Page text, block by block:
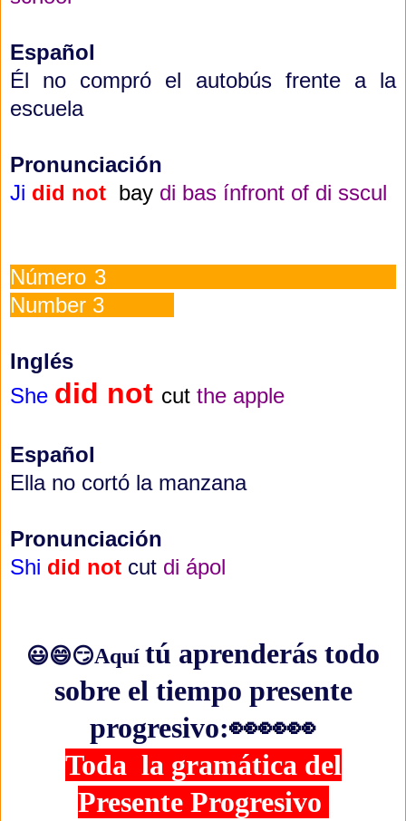
Español
Él no compró el autobús frente a la
escuela
Pronunciación
Ji did not bay di bas ínfront of di sscul
Número 3
Number 3
Inglés
She did not cut the apple
Español
Ella no cortó la manzana
Pronunciación
Shi did not cut di ápol
😃😄😏Aquí tú aprenderás todo
sobre el tiempo presente
progresivo:👀👀👀
Toda la gramática del
Presente Progresivo